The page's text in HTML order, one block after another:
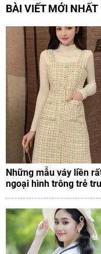
BÀI VIẾT MỚI NHẤT
Những mẫu váy liền
ngoại hình trông trẻ